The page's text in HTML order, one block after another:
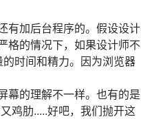
有加后台程序的。假设设计
格的情况下，如果设计师不
时间和精力。因为浏览器
幕的理解不一样。也有的是
鸡肋.....好吧，我们抛开这